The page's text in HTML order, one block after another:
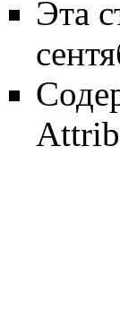
Эта